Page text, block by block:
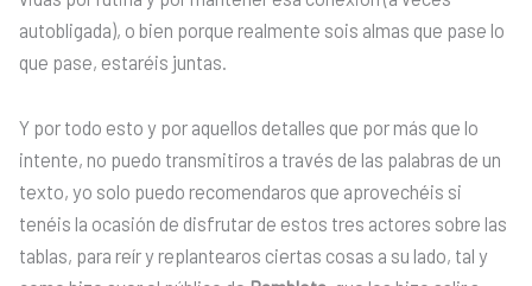
autobligada), o bien porque realmente sois almas que pase lo
que pase, estaréis juntas.
Y por todo esto y por aquellos detalles que por más que lo
intente, no puedo transmitiros a través de las palabras de un
texto, yo solo puedo recomendaros que aprovechéis si
tenéis la ocasión de disfrutar de estos tres actores sobre las
tablas, para reír y replantearos ciertas cosas a su lado, tal y